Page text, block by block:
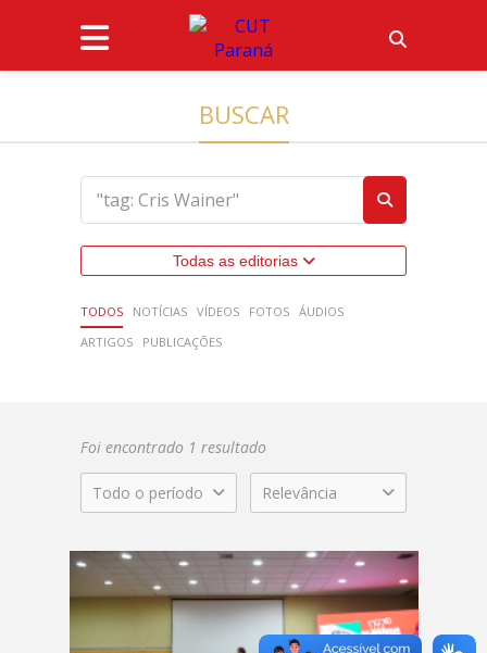
BUSCAR
Todas as editorias
TODOS NOTÍCIAS VÍDEOS FOTOS ÁUDIOS
ARTIGOS
PUBLICAÇÕES
Foi encontrado 1 resultado
Todo o período Relevância